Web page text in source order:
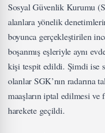
Sosyal Güvenlik Kurumu
alanlara yönelik
boyunca gerçekleştirilen
boşanmış eşleriyle aynı
kişi tespit edildi. Şimdi ise
olanlar SGK’nın radarına
maaşların iptal edilmesi
harekete geçildi.